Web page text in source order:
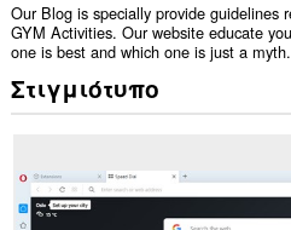
Our Blog is specially provide guidelines
GYM Activities. Our website educate
one is best and which one is just a myth.
Στιγμιότυπο